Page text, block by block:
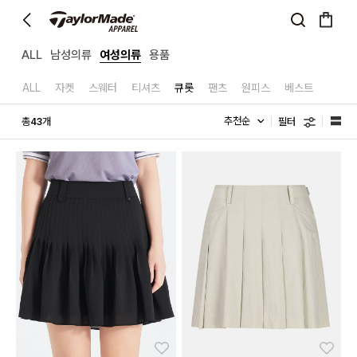
ALL 남성의류 여성의류 용품
ALL 자켓 스웨터 티셔츠 큐롯 팬츠 원피스 베스트
총43개 필터